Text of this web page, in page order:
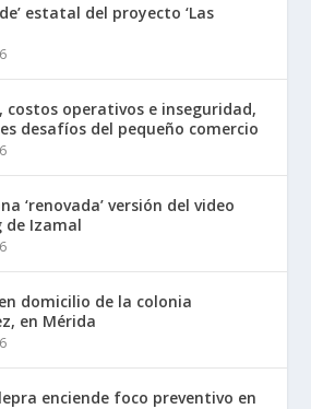
estatal del proyecto ‘Las
costos operativos e inseguridad,
desafíos del pequeño comercio
‘renovada’ versión del video
de Izamal
domicilio de la colonia
en Mérida
enciende foco preventivo en